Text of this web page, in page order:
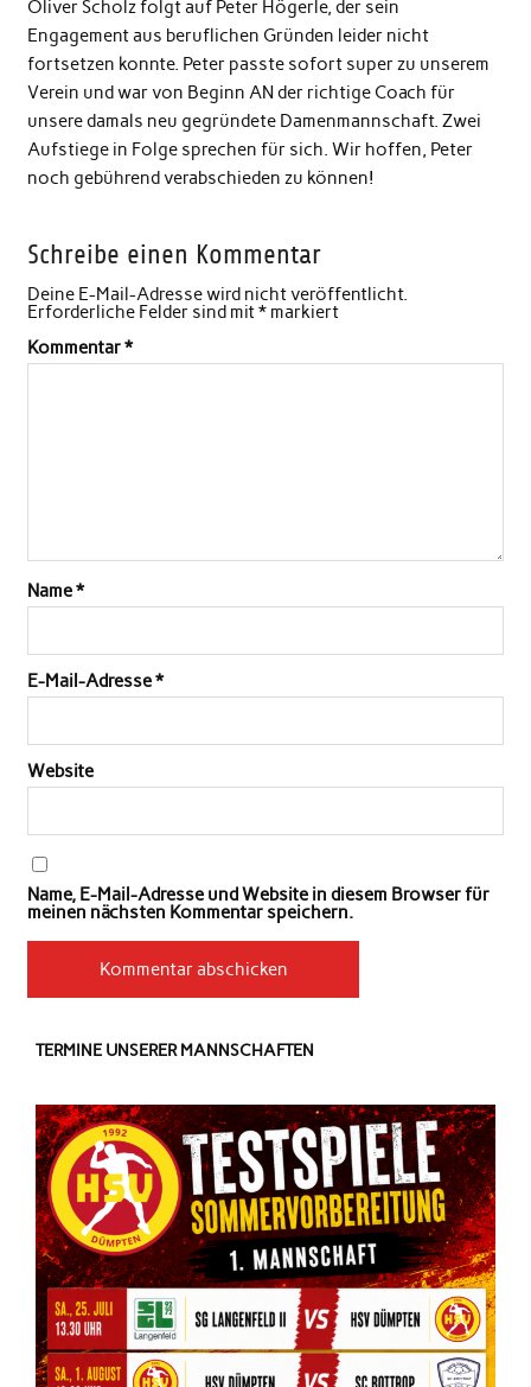
Oliver Scholz folgt auf Peter Högerle, der sein
Engagement aus beruflichen Gründen leider nicht
fortsetzen konnte. Peter passte sofort super zu unserem
Verein und war von Beginn AN der richtige Coach für
unsere damals neu gegründete Damenmannschaft. Zwei
Aufstiege in Folge sprechen für sich. Wir hoffen, Peter
noch gebührend verabschieden zu können!
Schreibe einen Kommentar
Deine E-Mail-Adresse wird nicht veröffentlicht.
Erforderliche Felder sind mit*markiert
Kommentar*
Name*
E-Mail-Adresse*
Website
Name, E-Mail-Adresse und Website in diesem Browser für
meinen nächsten Kommentar speichern.
TERMINE UNSERER MANNSCHAFTEN